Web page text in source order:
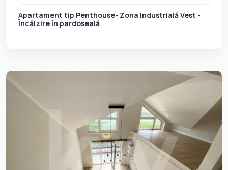
Apartament tip Penthouse- Zona Industrială Vest -
Încălzire în pardoseală